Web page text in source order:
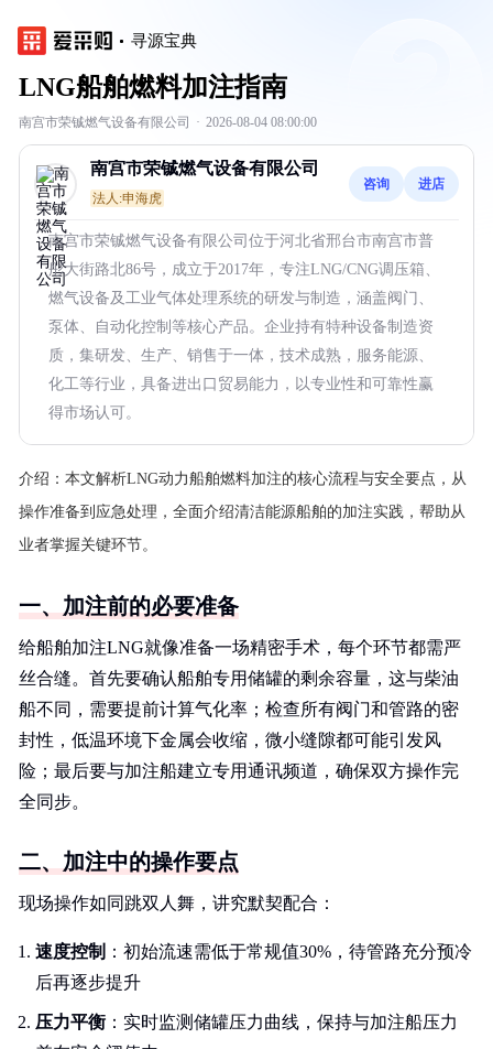
寻源宝典
LNG船舶燃料加注指南
南宫市荣铖燃气设备有限公司 · 2026-08-04 08:00:00
南宫市荣铖燃气设备有限公司
法人:申海虎
咨询 进店
南宫市荣铖燃气设备有限公司位于河北省邢台市南宫市普
彤大街路北86号，成立于2017年，专注LNG/CNG调压箱、
燃气设备及工业气体处理系统的研发与制造，涵盖阀门、
泵体、自动化控制等核心产品。企业持有特种设备制造资
质，集研发、生产、销售于一体，技术成熟，服务能源、
化工等行业，具备进出口贸易能力，以专业性和可靠性赢
得市场认可。
介绍： 本文解析LNG动力船舶燃料加注的核心流程与安全要点，从
操作准备到应急处理，全面介绍清洁能源船舶的加注实践，帮助从
业者掌握关键环节。
一、加注前的必要准备
给船舶加注LNG就像准备一场精密手术，每个环节都需严
丝合缝。首先要确认船舶专用储罐的剩余容量，这与柴油
船不同，需要提前计算气化率；检查所有阀门和管路的密
封性，低温环境下金属会收缩，微小缝隙都可能引发风
险；最后要与加注船建立专用通讯频道，确保双方操作完
全同步。
二、加注中的操作要点
现场操作如同跳双人舞，讲究默契配合：
速度控制 ：初始流速需低于常规值30%，待管路充分预冷
后再逐步提升
压力平衡 ：实时监测储罐压力曲线，保持与加注船压力